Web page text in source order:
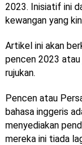
2023. Inisiatif ini
kewangan yang
Artikel ini akan
pencen 2023
rujukan.
Pencen atau
bahasa inggeris
menyediakan
mereka ini tiada